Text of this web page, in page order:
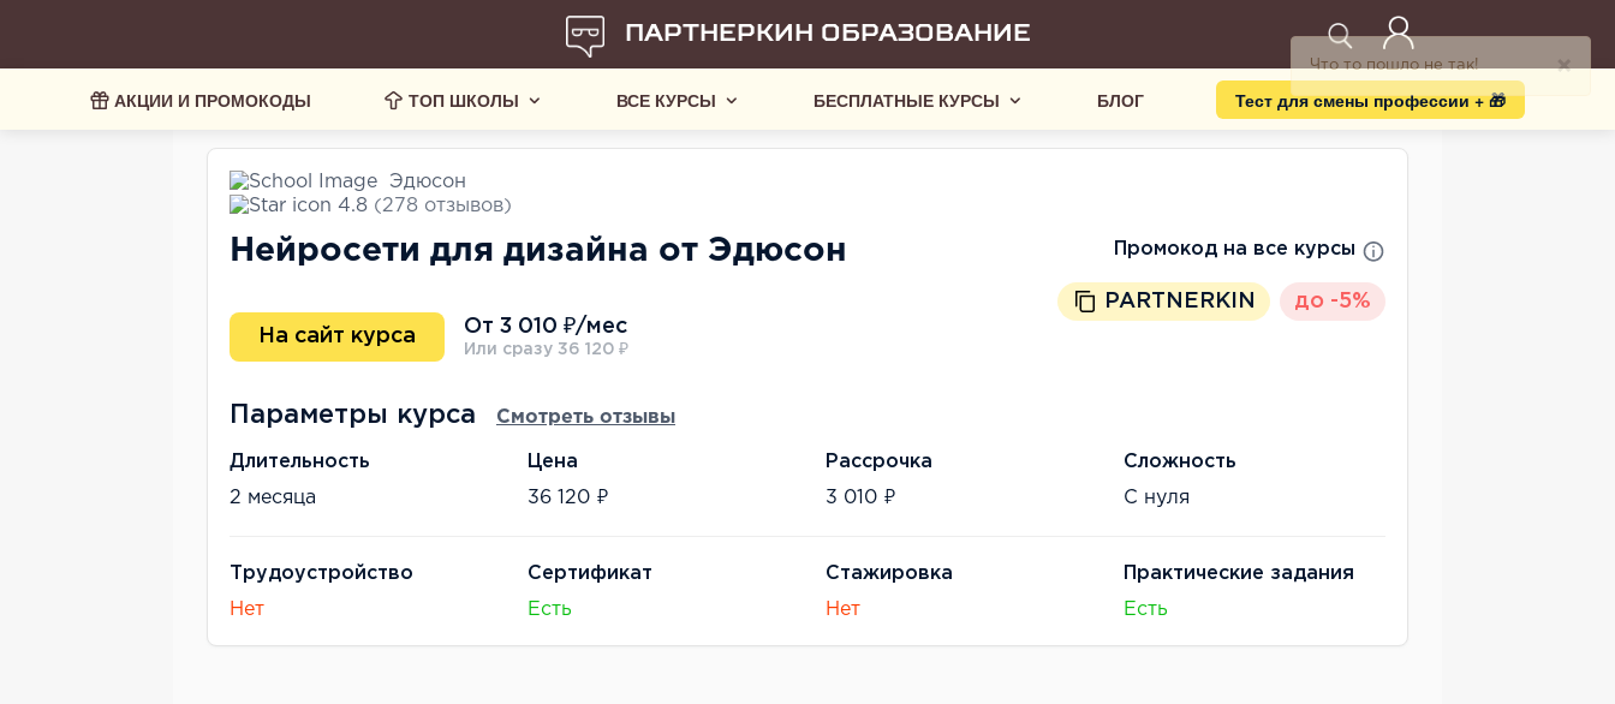
ПАРТНЕРКИН ОБРАЗОВАНИЕ
АКЦИИ И ПРОМОКОДЫ ТОП ШКОЛЫ ВСЕ КУРСЫ БЕСПЛАТНЫЕ КУРСЫ БЛОГ Тест для смены профессии + 🎁
Эдюсон
4.8 (278 отзывов)
Нейросети для дизайна от Эдюсон
На сайт курса От 3 010 ₽/мес
Или сразу 36 120 ₽
Промокод на все курсы
PARTNERKIN до -5%
Параметры курса Смотреть отзывы
Длительность
2 месяца
Цена
36 120 ₽
Рассрочка
3 010 ₽
Сложность
С нуля
Трудоустройство
Нет
Сертификат
Есть
Стажировка
Нет
Практические задания
Есть